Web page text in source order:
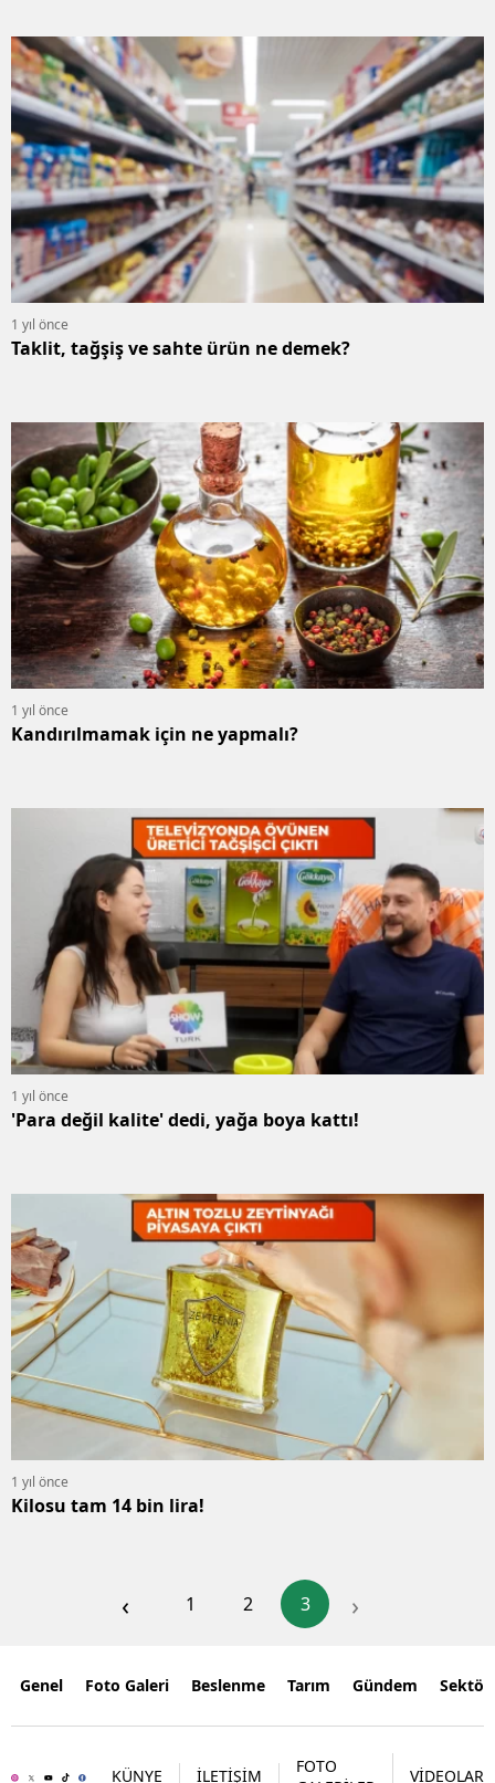
1 yıl önce
Taklit, tağşiş ve sahte ürün ne demek?
1 yıl önce
Kandırılmamak için ne yapmalı?
1 yıl önce
'Para değil kalite' dedi, yağa boya kattı!
1 yıl önce
Kilosu tam 14 bin lira!
‹ 1 2 3 ›
Genel Foto Galeri Beslenme Tarım Gündem
KÜNYE İLETİŞİM
FOTO
VİDEOLAR